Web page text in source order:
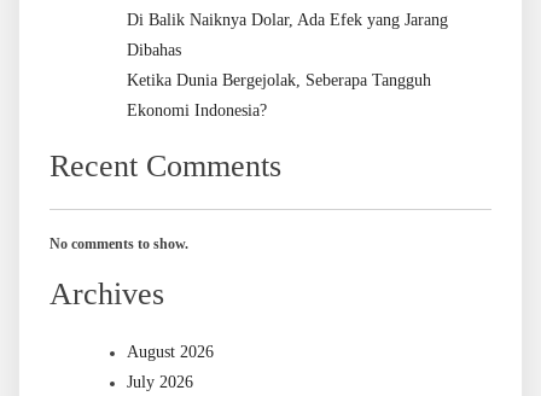
Di Balik Naiknya Dolar, Ada Efek yang Jarang
Dibahas
Ketika Dunia Bergejolak, Seberapa Tangguh
Ekonomi Indonesia?
Recent Comments
No comments to show.
Archives
August 2026
July 2026